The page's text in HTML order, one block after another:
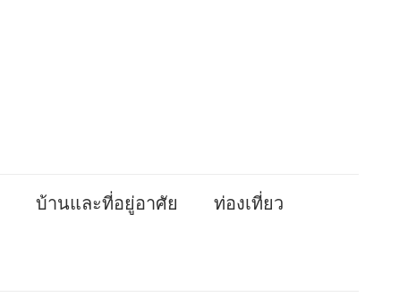
บ้านและที่อยู่อาศัย ท่องเที่ยว